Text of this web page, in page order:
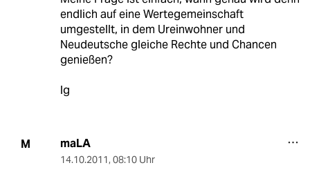
endlich auf eine Wertegemeinschaft
umgestellt, in dem Ureinwohner und
Neudeutsche gleiche Rechte und Chancen
genießen?
lg
M maLA
14.10.2011, 08:10 Uhr